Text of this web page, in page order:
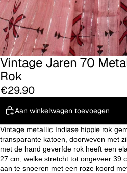
Vintage Jaren 70
Rok
€29.90
Aan winkelwagen toevoegen
Vintage metallic Indiase hippie rok
transparante katoen, doorweven met
met de hand geverfde rok heeft een
27 cm, welke stretcht tot ongeveer 39
aan te snoeren met een roze koord